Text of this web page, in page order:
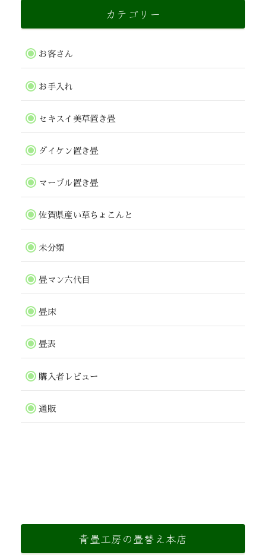
カテゴリー
お客さん
お手入れ
セキスイ美草置き畳
ダイケン置き畳
マーブル置き畳
佐賀県産い草ちょこんと
未分類
畳マン六代目
畳床
畳表
購入者レビュー
通販
青畳工房の畳替え本店